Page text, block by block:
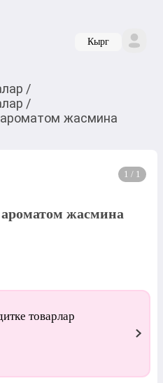
Кырг
/
/
жасмина
1 / 1
ароматом жасмина
товарлар